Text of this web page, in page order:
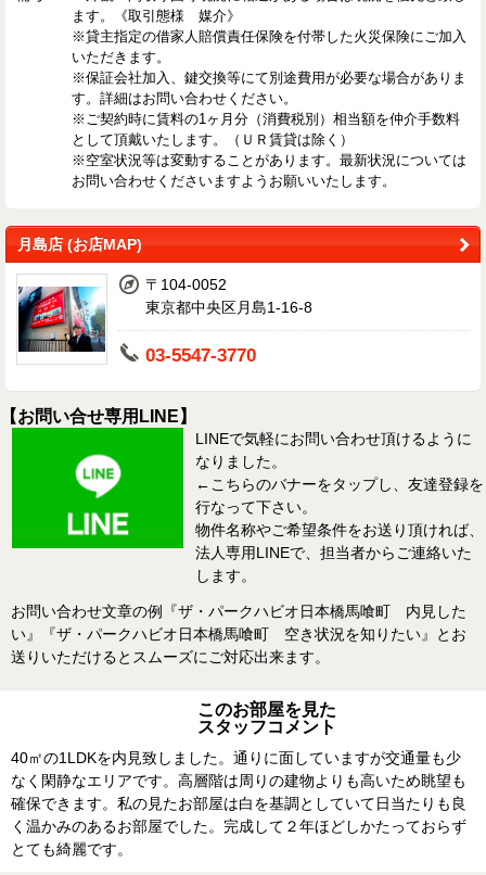
ます。《取引態様 媒介》
※貸主指定の借家人賠償責任保険を付帯した火災保険にご加入
いただきます。
※保証会社加入、鍵交換等にて別途費用が必要な場合がありま
す。詳細はお問い合わせください。
※ご契約時に賃料の1ヶ月分（消費税別）相当額を仲介手数料
として頂戴いたします。（ＵＲ賃貸は除く）
※空室状況等は変動することがあります。最新状況については
お問い合わせくださいますようお願いいたします。
月島店 (お店MAP)
〒104-0052
東京都中央区月島1-16-8
03-5547-3770
【お問い合せ専用LINE】
LINEで気軽にお問い合わせ頂けるように
なりました。
←こちらのバナーをタップし、友達登録を
行なって下さい。
物件名称やご希望条件をお送り頂ければ、
法人専用LINEで、担当者からご連絡いた
します。
お問い合わせ文章の例『ザ・パークハビオ日本橋馬喰町 内見した
い』『ザ・パークハビオ日本橋馬喰町 空き状況を知りたい』とお
送りいただけるとスムーズにご対応出来ます。
このお部屋を見た
スタッフコメント
40㎡の1LDKを内見致しました。通りに面していますが交通量も少
なく閑静なエリアです。高層階は周りの建物よりも高いため眺望も
確保できます。私の見たお部屋は白を基調としていて日当たりも良
く温かみのあるお部屋でした。完成して２年ほどしかたっておらず
とても綺麗です。